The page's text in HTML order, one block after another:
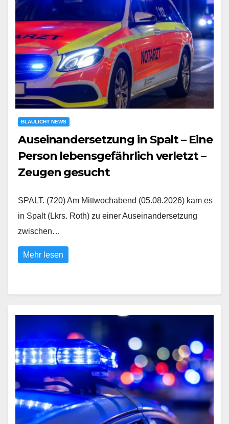
BLAULICHT NEWS
Auseinandersetzung in Spalt – Eine
Person lebensgefährlich verletzt –
Zeugen gesucht
SPALT. (720) Am Mittwochabend (05.08.2026) kam es
in Spalt (Lkrs. Roth) zu einer Auseinandersetzung
zwischen…
Mehr lesen